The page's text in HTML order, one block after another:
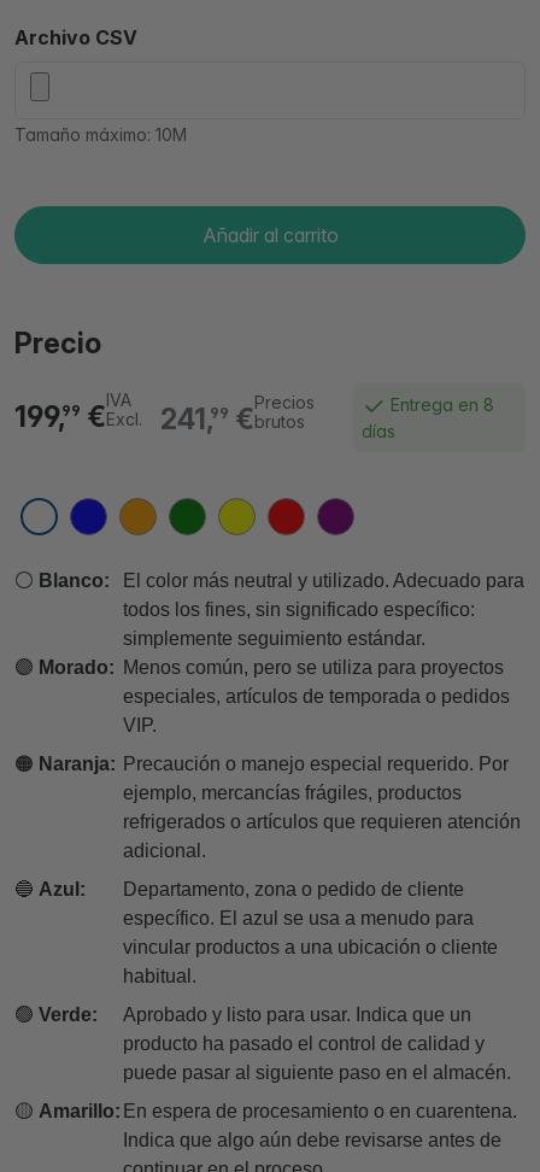
Archivo CSV
Tamaño máximo: 10M
Añadir al carrito
Precio
241,99 €Precios
brutos
199,99 €IVA
Excl.
Entrega en 8
días
⚪ Blanco:
El color más neutral y utilizado. Adecuado para
todos los fines, sin significado específico:
simplemente seguimiento estándar.
🟣 Morado: Menos común, pero se utiliza para proyectos
especiales, artículos de temporada o pedidos
VIP.
🟠 Naranja: Precaución o manejo especial requerido. Por
ejemplo, mercancías frágiles, productos
refrigerados o artículos que requieren atención
adicional.
🔵 Azul:
Departamento, zona o pedido de cliente
específico. El azul se usa a menudo para
vincular productos a una ubicación o cliente
habitual.
🟢 Verde:
Aprobado y listo para usar. Indica que un
producto ha pasado el control de calidad y
puede pasar al siguiente paso en el almacén.
🟡 Amarillo: En espera de procesamiento o en cuarentena.
Indica que algo aún debe revisarse antes de